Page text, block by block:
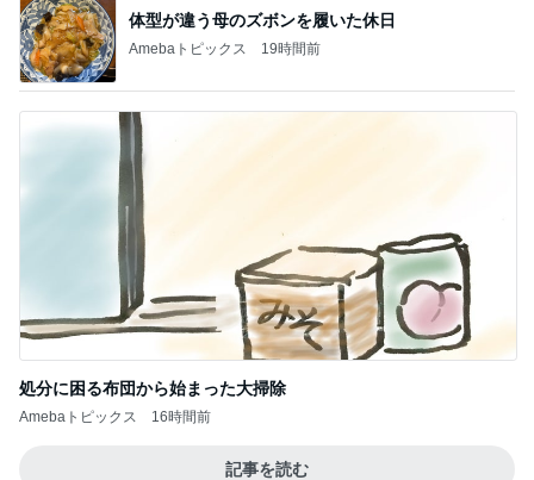
体型が違う母のズボンを履いた休日
Amebaトピックス 19時間前
処分に困る布団から始まった大掃除
Amebaトピックス 16時間前
記事を読む